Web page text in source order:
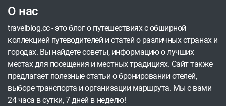
О нас
travelblog.cc - это блог о путешествиях с обширной
коллекцией путеводителей и статей о различных странах и
городах. Вы найдете советы, информацию о лучших
местах для посещения и местных традициях. Сайт также
предлагает полезные статьи о бронировании отелей,
выборе транспорта и организации маршрута. Мы с вами
24 часа в сутки, 7 дней в неделю!